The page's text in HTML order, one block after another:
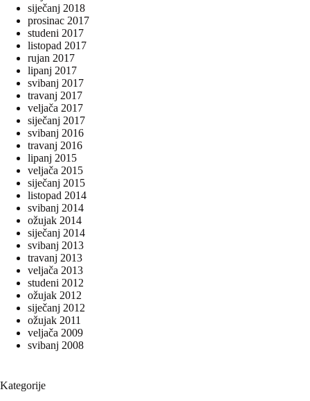
siječanj 2018
prosinac 2017
studeni 2017
listopad 2017
rujan 2017
lipanj 2017
svibanj 2017
travanj 2017
veljača 2017
siječanj 2017
svibanj 2016
travanj 2016
lipanj 2015
veljača 2015
siječanj 2015
listopad 2014
svibanj 2014
ožujak 2014
siječanj 2014
svibanj 2013
travanj 2013
veljača 2013
studeni 2012
ožujak 2012
siječanj 2012
ožujak 2011
veljača 2009
svibanj 2008
Kategorije